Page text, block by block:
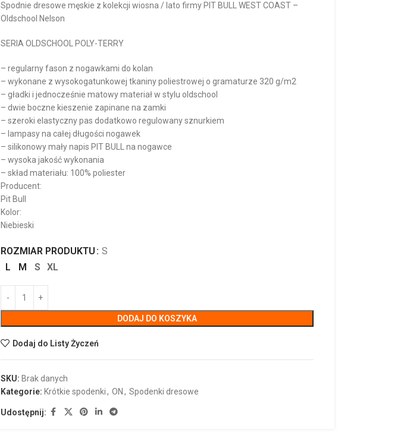
Spodnie dresowe męskie z kolekcji wiosna / lato firmy PIT BULL WEST COAST –
Oldschool Nelson
SERIA OLDSCHOOL POLY-TERRY
– regularny fason z nogawkami do kolan
– wykonane z wysokogatunkowej tkaniny poliestrowej o gramaturze 320 g/m2
– gładki i jednocześnie matowy materiał w stylu oldschool
– dwie boczne kieszenie zapinane na zamki
– szeroki elastyczny pas dodatkowo regulowany sznurkiem
– lampasy na całej długości nogawek
– silikonowy mały napis PIT BULL na nogawce
– wysoka jakość wykonania
– skład materiału: 100% poliester
Producent:
Pit Bull
Kolor:
Niebieski
ROZMIAR PRODUKTU
S
L
M S XL
DODAJ DO KOSZYKA
Dodaj do Listy Życzeń
SKU: Brak danych
Kategorie: Krótkie spodenki, ON , Spodenki dresowe
Udostępnij: